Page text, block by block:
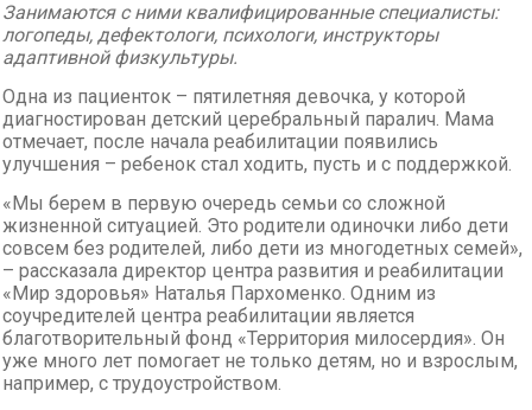
Занимаются с ними квалифицированные специалисты:
логопеды, дефектологи, психологи, инструкторы
адаптивной физкультуры.
Одна из пациенток – пятилетняя девочка, у которой
диагностирован детский церебральный паралич. Мама
отмечает, после начала реабилитации появились
улучшения – ребенок стал ходить, пусть и с поддержкой.
«Мы берем в первую очередь семьи со сложной
жизненной ситуацией. Это родители одиночки либо дети
совсем без родителей, либо дети из многодетных семей»,
– рассказала директор центра развития и реабилитации
«Мир здоровья» Наталья Пархоменко. Одним из
соучредителей центра реабилитации является
благотворительный фонд «Территория милосердия». Он
уже много лет помогает не только детям, но и взрослым,
например, с трудоустройством.